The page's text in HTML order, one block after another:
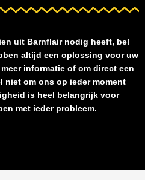
uit Barnflair nodig heeft, bel
altijd een oplossing voor uw
informatie of om direct een
niet om ons op ieder moment
is heel belangrijk voor
met ieder probleem.